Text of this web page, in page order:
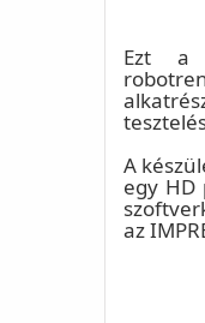
Ezt a
A
egy HD
az